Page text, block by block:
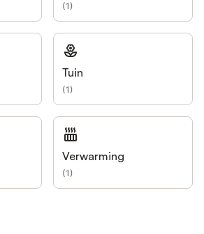
(1)
Tuin
(1)
Verwarming
(1)